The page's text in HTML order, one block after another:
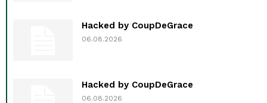
Hacked by CoupDeGrace
06.08.2026
Hacked by CoupDeGrace
06.08.2026